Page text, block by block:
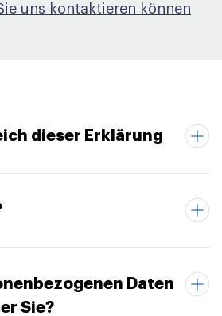
uns kontaktieren können
dieser Erklärung
Daten
Sie?